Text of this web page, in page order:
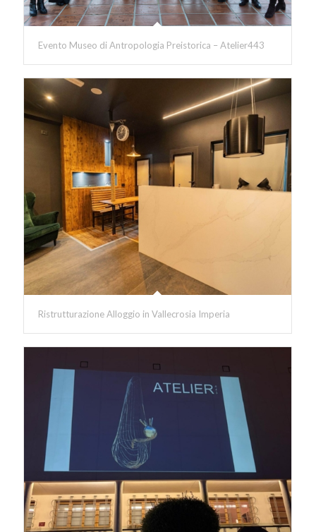
Evento Museo di Antropologia Preistorica – Atelier443
Ristrutturazione Alloggio in Vallecrosia Imperia